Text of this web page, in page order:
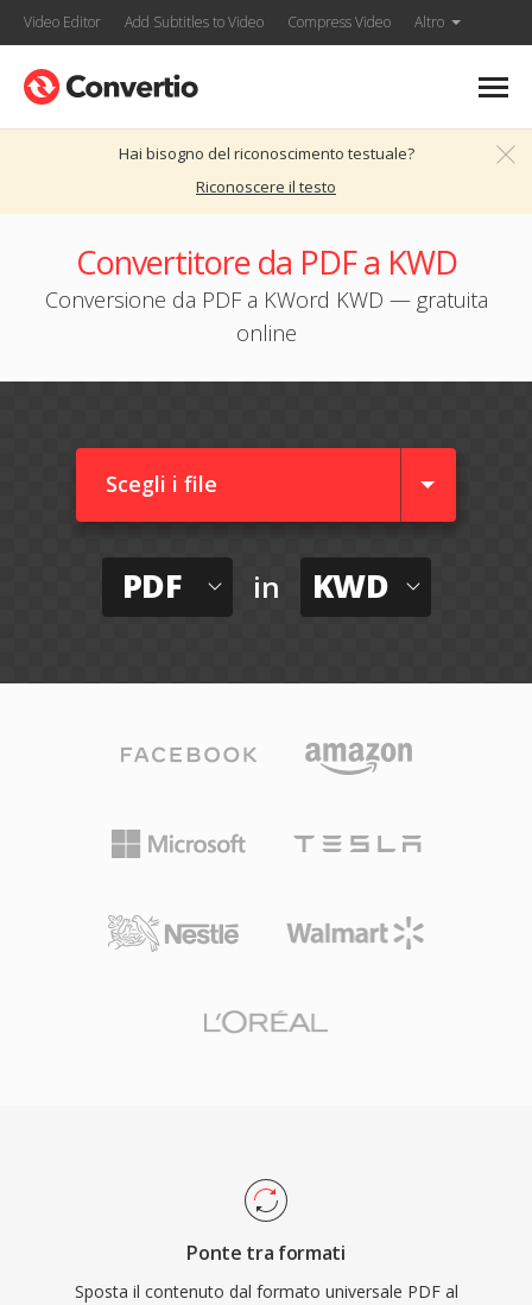
Video Editor Add Subtitles to Video Compress Video Altro
Hai bisogno del riconoscimento testuale?
Riconoscere il testo
Convertitore da PDF a KWD
Conversione da PDF a KWord KWD — gratuita
online
Scegli i file
PDF in KWD
Ponte tra formati
Sposta il contenuto dal formato universale PDF al